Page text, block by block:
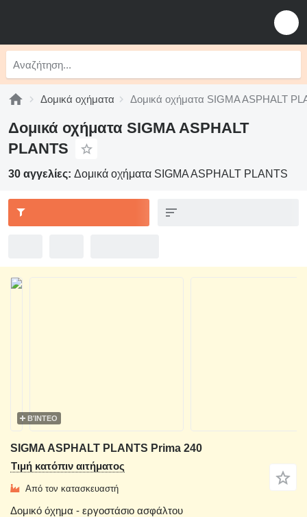
Δομικά οχήματα Δομικά οχήματα SIGMA ASPHALT
Δομικά οχήματα SIGMA ASPHALT
PLANTS
30 αγγελίες: Δομικά οχήματα SIGMA ASPHALT PLANTS
ΒΊΝΤΕΟ
SIGMA ASPHALT PLANTS Prima 240
Τιμή κατόπιν αιτήματος
Από τον κατασκευαστή
Δομικό όχημα - εργοστάσιο ασφάλτου